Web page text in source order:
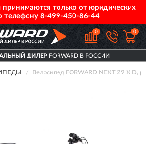
принимаются только от юридических
телефону 8-499-450-86-44
0 0
ДИЛЕРFORWARD В РОССИИ
Велосипед FORWARD NEXT 29 X D,